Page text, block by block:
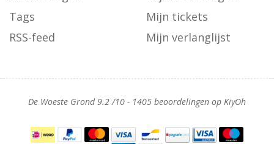
Tags
RSS-feed
Mijn tickets
Mijn verlanglijst
De Woeste Grond9.2/10 - 1405 beoordelingen op KiyOh